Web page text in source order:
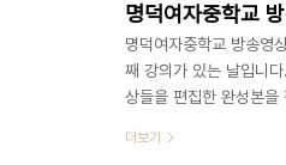
명덕여자중학교
명덕여자중학교 방송
째 강의가 있는 날입니
상들을 편집한 완성본을
서 발표를 진행 하였고,
더보기